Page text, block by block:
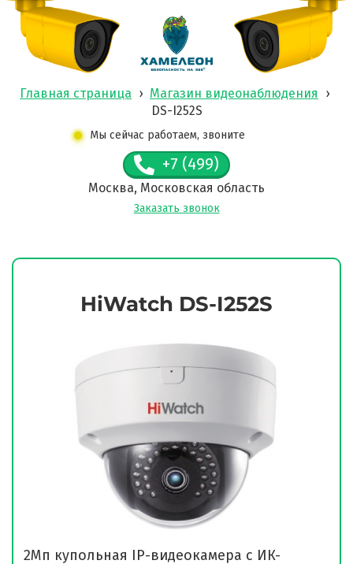
Главная страница › Магазин видеонаблюдения
›
DS-I252S
Мы сейчас работаем, звоните
+7 (499)
Москва, Московская область
Заказать звонок
HiWatch DS-I252S
2Мп купольная IP-видеокамера с ИК-